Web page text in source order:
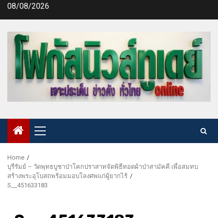
Skip08/08/2026
Primary
Menu
Home
บุรีรัมย์ – วัดพุทธบูชาป่าโคกปราสาทจัดพิธีทอดผ้าป่าสามัคคี เพื่อสมทบ
สร้างพระอุโบสถพร้อมมอบโลงศพแก่ผู้ยากไร้
S__451633183